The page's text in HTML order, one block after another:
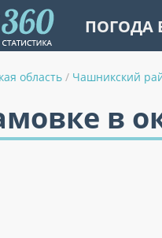
ПОГОДА
область / Чашникский
в